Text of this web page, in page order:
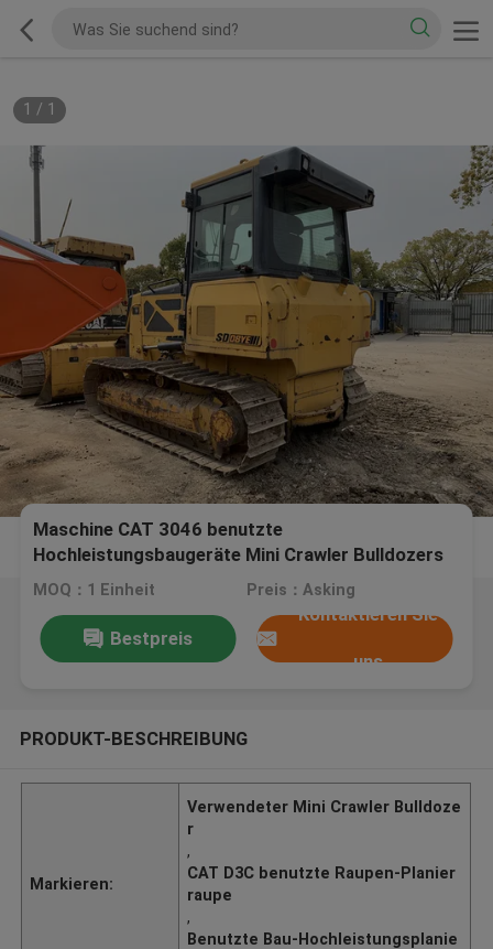
1 / 1
Maschine CAT 3046 benutzte
Hochleistungsbaugeräte Mini Crawler Bulldozers
D3C LGP
MOQ：1 Einheit Preis：Asking
Bestpreis
Kontaktieren Sie
uns
PRODUKT-BESCHREIBUNG
Markieren:
Verwendeter Mini Crawler Bulldoze
r
,
CAT D3C benutzte Raupen-Planier
raupe
,
Benutzte Bau-Hochleistungsplanie